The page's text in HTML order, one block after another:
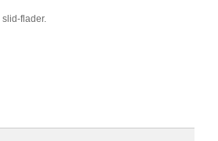
slid-flader.